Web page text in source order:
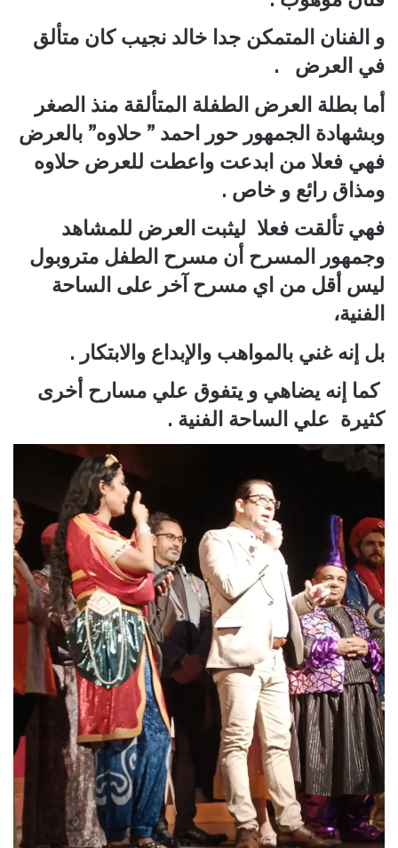
و الفنان المتمكن جدا خالد نجيب كان متألق
في العرض .
أما بطلة العرض الطفلة المتألقة منذ الصغر
وبشهادة الجمهور حور احمد ” حلاوه” بالعرض
فهي فعلا من ابدعت واعطت للعرض حلاوه
ومذاق رائع و خاص .
فهي تألقت فعلا ليثبت العرض للمشاهد
وجمهور المسرح أن مسرح الطفل متروبول
ليس أقل من اي مسرح آخر على الساحة
الفنية،
بل إنه غني بالمواهب والإبداع والابتكار .
كما إنه يضاهي و يتفوق علي مسارح أخرى
كثيرة علي الساحة الفنية .